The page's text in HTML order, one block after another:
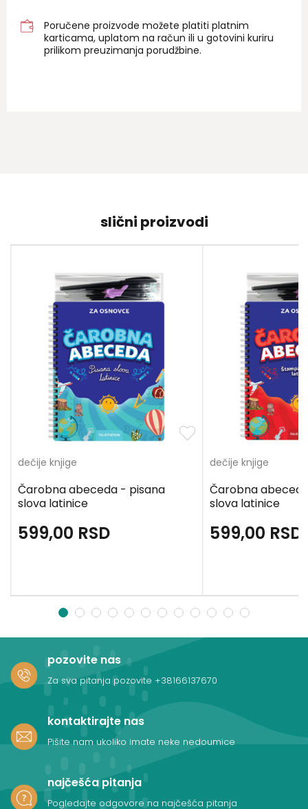
Poručene proizvode možete platiti platnim
karticama, uplatom na račun ili u gotovini kuriru
prilikom preuzimanja porudžbine.
slični proizvodi
dečije knjige
Čarobna abeceda - pisana
slova latinice
599,00 RSD
dečije knjige
Čarobna
slova latinice
599,00 RSD
1 2 3 4 5 6 7 8 9 10 11 12
pozovite nas
Za sva pitanja pozovite +38166137670
kontaktirajte nas
Pišite nam ukoliko imate neke nedoumice
najčešća pitanja
Pogledajte odgovore na najčešća pitanja